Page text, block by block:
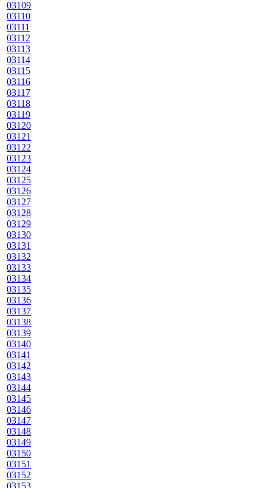
03109
03110
03111
03112
03113
03114
03115
03116
03117
03118
03119
03120
03121
03122
03123
03124
03125
03126
03127
03128
03129
03130
03131
03132
03133
03134
03135
03136
03137
03138
03139
03140
03141
03142
03143
03144
03145
03146
03147
03148
03149
03150
03151
03152
03153